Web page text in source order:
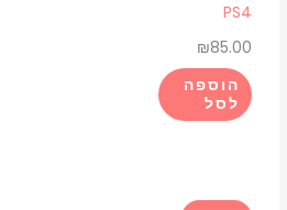
PS4
₪85.00
הוספה
לסל